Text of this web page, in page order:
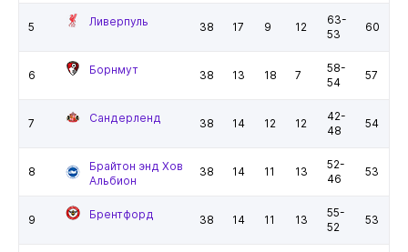
5 Ливерпуль 38 17 9 12
63-
53
60
6 Борнмут 38 13 18 7
58-
54
57
7 Сандерленд 38 14 12 12
42-
48
54
8
Брайтон энд Хов
Альбион
38 14 11 13
52-
46
53
9 Брентфорд 38 14 11 13
55-
52
53